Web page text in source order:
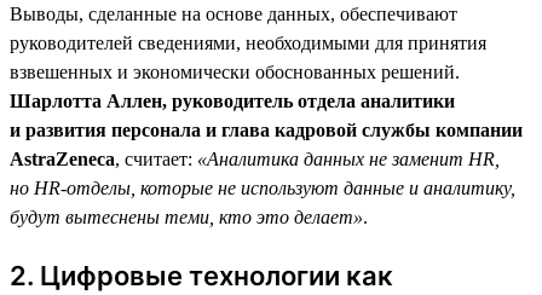
Выводы, сделанные на основе данных, обеспечивают
руководителей сведениями, необходимыми для принятия
взвешенных и экономически обоснованных решений.
Шарлотта Аллен, руководитель отдела аналитики
и развития персонала и глава кадровой службы компании
AstraZeneca, считает: «Аналитика данных не заменит HR,
но HR-отделы, которые не используют данные и аналитику,
будут вытеснены теми, кто это делает».
2. Цифровые технологии как